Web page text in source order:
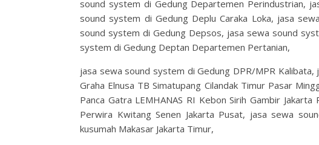
sound system di Gedung Departemen Perindustrian,
sound system di Gedung Deplu Caraka Loka, jasa
sound system di Gedung Depsos, jasa sewa sound
system di Gedung Deptan Departemen Pertanian,
jasa sewa sound system di Gedung DPR/MPR
Graha Elnusa TB Simatupang Cilandak Timur Pasar
Panca Gatra LEMHANAS RI Kebon Sirih Gambir
Perwira Kwitang Senen Jakarta Pusat, jasa sewa
kusumah Makasar Jakarta Timur,